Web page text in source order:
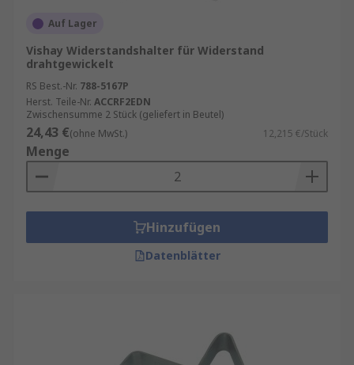
Auf Lager
Vishay Widerstandshalter für Widerstand
drahtgewickelt
RS Best.-Nr. 788-5167P
Herst. Teile-Nr. ACCRF2EDN
Zwischensumme 2 Stück (geliefert in Beutel)
24,43 €(ohne MwSt.) 12,215 €/Stück
Menge
Hinzufügen
Datenblätter